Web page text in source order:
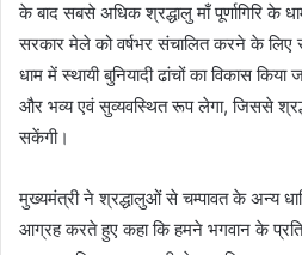
के बाद सबसे अधिक श्रद्धालु माँ पूर्णागिरि के
सरकार मेले को वर्षभर संचालित करने के लिए
धाम में स्थायी बुनियादी ढांचों का विकास किया
और भव्य एवं सुव्यवस्थित रूप लेगा, जिससे
सकेंगी।
मुख्यमंत्री ने श्रद्धालुओं से चम्पावत के अन्य
आग्रह करते हुए कहा कि हमने भगवान के